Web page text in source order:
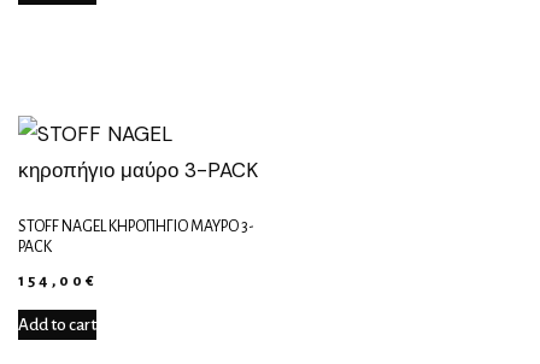
STOFF NAGEL ΚΗΡΟΠΉΓΙΟ ΜΑΎΡΟ 3-
PACK
154,00€
Add to cart